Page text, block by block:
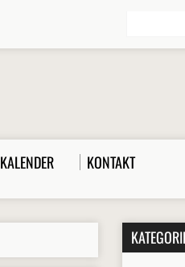
KALENDER KONTAKT